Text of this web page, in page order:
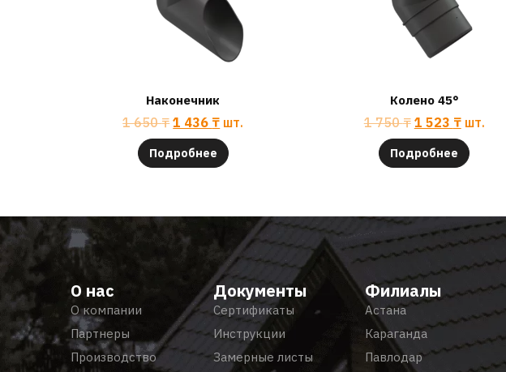
Наконечник
1 650₸ 1 436 ₸ шт.
Подробнее
Колено 45°
1 750₸ 1 523 ₸ шт.
Подробнее
О нас
О компании
Партнеры
Производство
Документы
Сертификаты
Инструкции
Замерные листы
Филиалы
Астана
Караганда
Павлодар